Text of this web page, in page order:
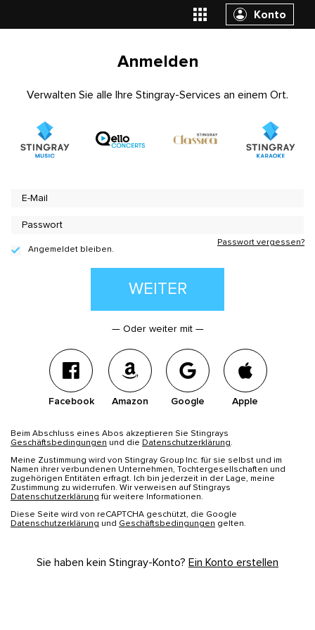
Konto
Anmelden
Verwalten Sie alle Ihre Stingray-Services an einem Ort.
Angemeldet bleiben.
Passwort vergessen?
WEITER
— Oder weiter mit—
Facebook Amazon Google Apple
Beim Abschluss eines Abos akzeptieren Sie Stingrays
Geschäftsbedingungen und die Datenschutzerklärung.
Meine Zustimmung wird von Stingray Group Inc. für sie selbst und im
Namen ihrer verbundenen Unternehmen, Tochtergesellschaften und
zugehörigen Entitäten erfragt. Ich bin jederzeit in der Lage, meine
Zustimmung zu widerrufen. Wir verweisen auf Stingrays
Datenschutzerklärung für weitere Informationen.
Diese Seite wird von reCAPTCHA geschützt, die Google
Datenschutzerklärung und Geschäftsbedingungen gelten.
Sie haben kein Stingray-Konto? Ein Konto erstellen